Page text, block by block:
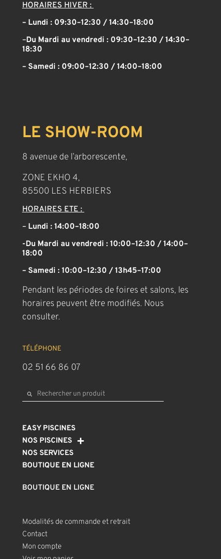
HORAIRES HIVER :
– Lundi : 09:30–12:30 / 14:30–18:00
–Du Mardi au vendredi : 09:30–12:30 / 14:30–
18:30
– Samedi : 09:00–12:30 / 14:00–18:00
LE SHOW-ROOM
8 avenue de l’arborescente,
ZONE EKHO 4,
85500 LES HERBIERS
HORAIRES ETE :
–Lundi : 14:00–18:00
-Du Mardi au vendredi : 10:00–12:30 / 14:00–
18:00
– Samedi : 10:00–12:30 / 13h45–17:00
Pendant les périodes de foires et salons, les
horaires peuvent être modifiés. Nous
consulter.
TÉLÉPHONE
02 51 66 86 07
EASY PISCINES
NOS PISCINES
NOS SERVICES
BOUTIQUE EN LIGNE
BOUTIQUE EN LIGNE
Modalités de commande et retrait
Contact
Mon compte